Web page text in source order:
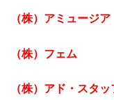
（株）アミュージア
（株）フェム
（株）アド・スタッ